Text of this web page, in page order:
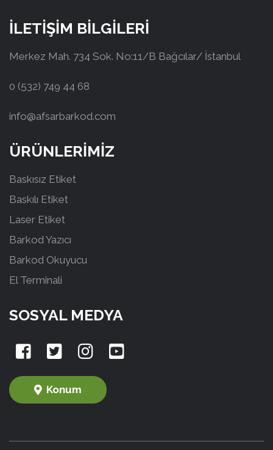
İLETİŞİM BİLGİLERİ
Merkez Mah. 734 Sok. No:11/B Bağcılar/ İstanbul
0 (532) 749 44 68
info@afsarbarkod.com
ÜRÜNLERİMİZ
Baskısız Etiket
Baskılı Etiket
Laser Etiket
Barkod Yazıcı
Barkod Okuyucu
El Terminali
SOSYAL MEDYA
Konum